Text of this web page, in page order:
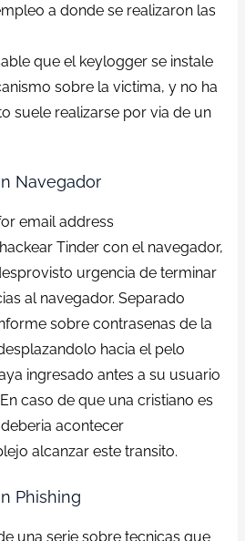
a donde se realizaron las
que el keylogger se instale
sobre la victima, y no ha
suele realizarse por via de un
Navegador
Tinder con el navegador,
urgencia de terminar
al navegador. Separado
sobre contrasenas de la
hacia el pelo
ingresado antes a su usuario
En caso de que una cristiano es
acontecer
alcanzar este transito.
Phishing
una serie sobre tecnicas que